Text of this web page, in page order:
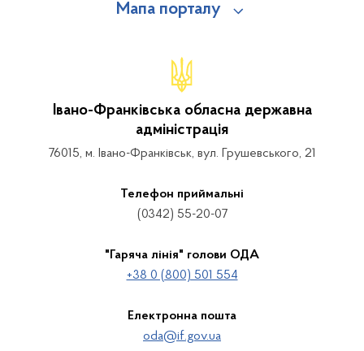
Мапа порталу
Івано-Франківська обласна державна
адміністрація
76015, м. Івано-Франківськ, вул. Грушевського, 21
Телефон приймальні
(0342) 55-20-07
"Гаряча лінія" голови ОДА
+38 0 (800) 501 554
Електронна пошта
oda@if.gov.ua